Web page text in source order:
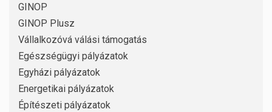
GINOP
GINOP Plusz
Vállalkozóvá válási támogatás
Egészségügyi pályázatok
Egyházi pályázatok
Energetikai pályázatok
Építészeti pályázatok